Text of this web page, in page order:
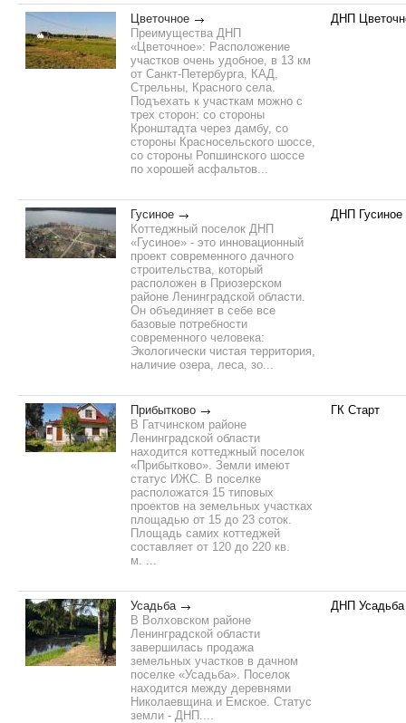
Цветочное
Преимущества ДНП
«Цветочное»: Расположение
участков очень удобное, в 13 км
от Санкт-Петербурга, КАД,
Стрельны, Красного села.
Подъехать к участкам можно с
трех сторон: со стороны
Кронштадта через дамбу, со
стороны Красносельского шоссе,
со стороны Ропшинского шоссе
по хорошей асфальтов...
ДНП
Гусиное
Коттеджный поселок ДНП
«Гусиное» - это инновационный
проект современного дачного
строительства, который
расположен в Приозерском
районе Ленинградской области.
Он объединяет в себе все
базовые потребности
современного человека:
Экологически чистая территория,
наличие озера, леса, зо...
ДНП Гусиное
Прибытково
В Гатчинском районе
Ленинградской области
находится коттеджный поселок
«Прибытково». Земли имеют
статус ИЖС. В поселке
расположатся 15 типовых
проектов на земельных участках
площадью от 15 до 23 соток.
Площадь самих коттеджей
составляет от 120 до 220 кв.
м. ...
ГК Старт
Усадьба
В Волховском районе
Ленинградской области
завершилась продажа
земельных участков в дачном
поселке «Усадьба». Поселок
находится между деревнями
Николаевщина и Емское. Статус
земли - ДНП....
ДНП Усадьба